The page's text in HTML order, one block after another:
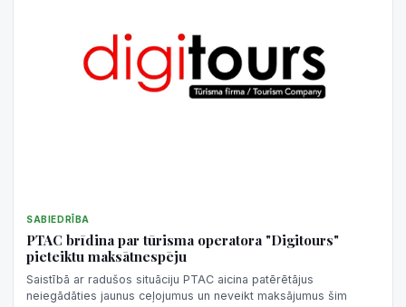
SABIEDRĪBA
PTAC brīdina par tūrisma operatora "Digitours"
pieteiktu maksātnespēju
Saistībā ar radušos situāciju PTAC aicina patērētājus
neiegādāties jaunus ceļojumus un neveikt maksājumus šim